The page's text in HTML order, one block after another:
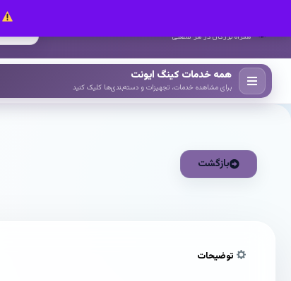
همراه بزرگان در هر صنعتی
همه خدمات کینگ ایونت
برای مشاهده خدمات، تجهیزات و دسته‌بندی‌ها کلیک کنید
بازگشت
توضیحات